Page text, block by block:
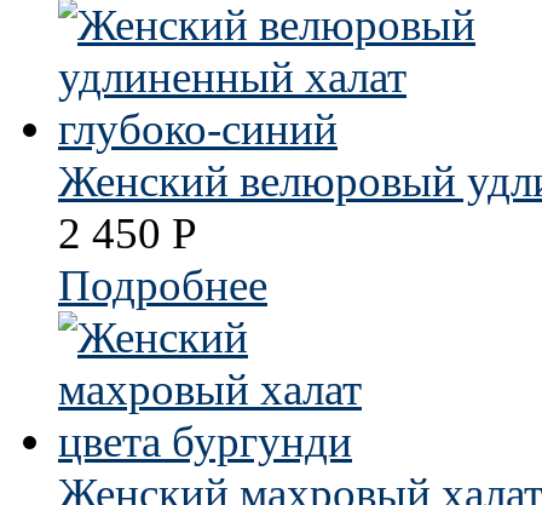
Женский велюровый
2 450 Р
Подробнее
Женский махровый